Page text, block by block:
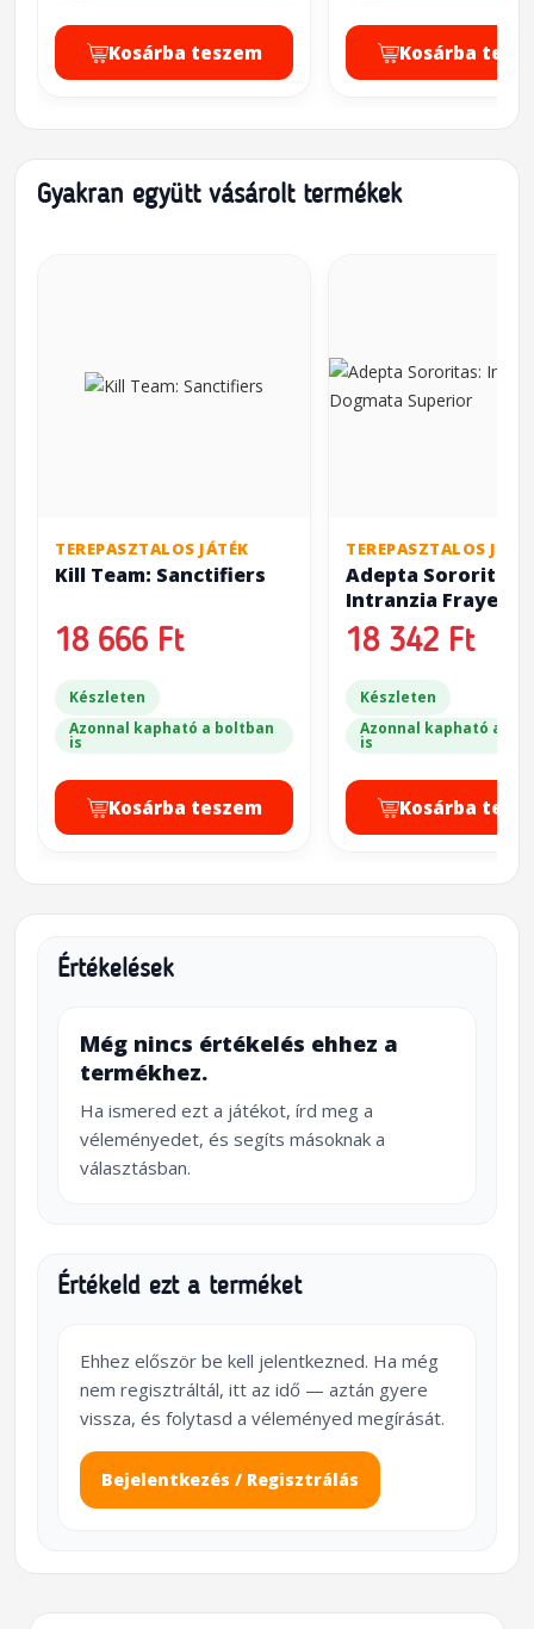
Kosárba teszem Kosárba
Gyakran együtt vásárolt termékek
TEREPASZTALOS JÁTÉK
Kill Team: Sanctifiers
18 666 Ft
Készleten
Azonnal kapható a boltban
is
Kosárba teszem
TEREPASZTALOS
Adepta Sororitas:
Intranzia Fraye
Dogmata Superior
18 342 Ft
Készleten
Azonnal kapható a
is
Kosárba
Értékelések
Még nincs értékelés ehhez a
termékhez.
Ha ismered ezt a játékot, írd meg a
véleményedet, és segíts másoknak a
választásban.
Értékeld ezt a terméket
Ehhez először be kell jelentkezned. Ha még
nem regisztráltál, itt az idő — aztán gyere
vissza, és folytasd a véleményed megírását.
Bejelentkezés / Regisztrálás